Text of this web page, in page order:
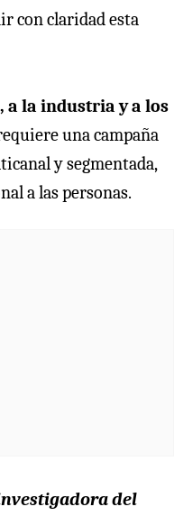
con claridad esta
a la industria y a los
una campaña
y segmentada,
a las personas.
del